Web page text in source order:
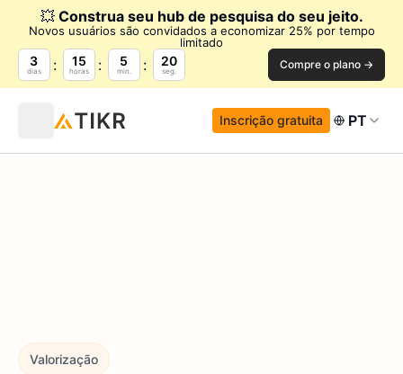
💥 Construa seu hub de pesquisa do seu jeito.
Novos usuários são convidados a economizar 25% por tempo
limitado
3
dias
15
horas
5
min.
19
seg. Compre o plano →
Inscrição gratuita PT
Valorização